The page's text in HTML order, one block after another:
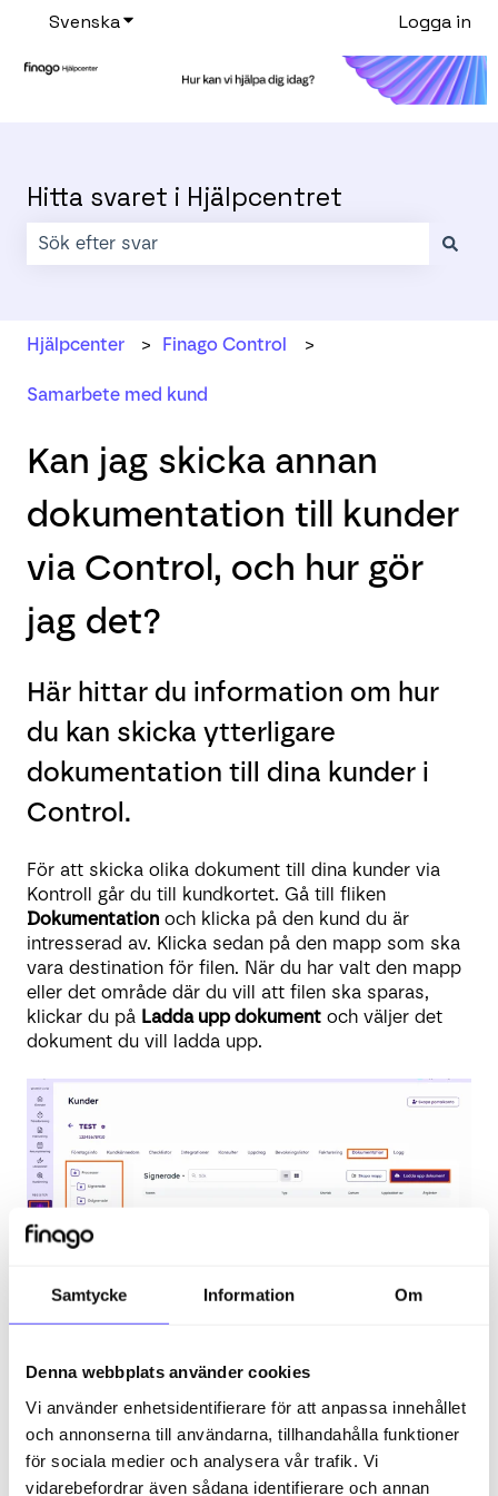
Samtycke Information Om
Denna webbplats använder cookies
Vi använder enhetsidentifierare för att anpassa innehållet
och annonserna till användarna, tillhandahålla funktioner
för sociala medier och analysera vår trafik. Vi
vidarebefordrar även sådana identifierare och annan
SvenskaVisa undermenyer för översättningarLogga in
Hitta svaret i Hjälpcentret
Hjälpcenter Finago Control
Samarbete med kund
Kan jag skicka annan
dokumentation till kunder
via Control, och hur gör
jag det?
Här hittar du information om hur
du kan skicka ytterligare
dokumentation till dina kunder i
Control.
För att skicka olika dokument till dina kunder via
Kontroll går du till kundkortet. Gå till fliken
Dokumentation och klicka på den kund du är
intresserad av. Klicka sedan på den mapp som ska
vara destination för filen. När du har valt den mapp
eller det område där du vill att filen ska sparas,
klickar du på Ladda upp dokument och väljer det
dokument du vill ladda upp.
eller skicka ut dom till kunden för signering via
befattningshavare ska signera, eller om även en
eller flera representanter från kunden och från byrån
ska signera dokumentet.